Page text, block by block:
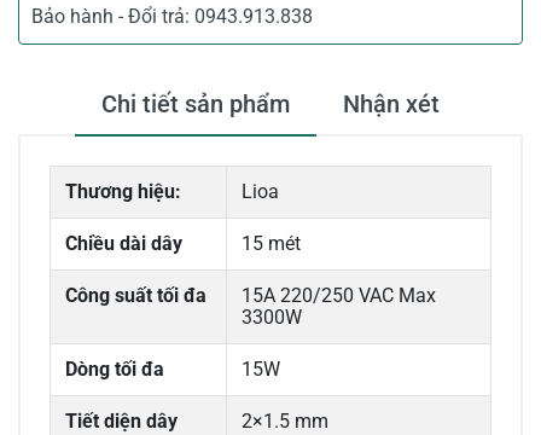
Bảo hành - Đổi trả: 0943.913.838
Chi tiết sản phẩm Nhận xét
Thương hiệu: Lioa
Chiều dài dây 15 mét
Công suất tối đa
15A 220/250 VAC Max
3300W
Dòng tối đa 15W
Tiết diện dây 2×1.5 mm